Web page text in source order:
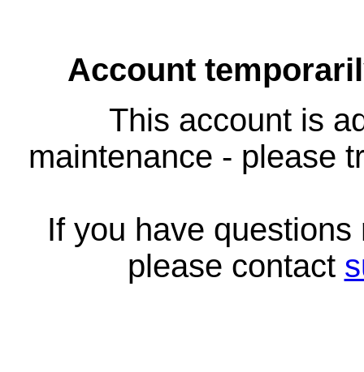
Account
This account is
maintenance - please
If you have
please contact